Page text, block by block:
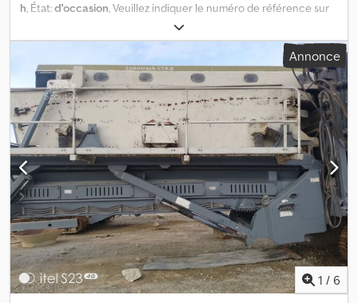
h, État:d'occasion, Veuillez indiquer le numéro de référence sur
demande : 23951 Spécifications : Année de modèle : 2008 Environ
6 887 heures de fonctionnement Environ 1 887 heures moteur Le
moteur a été remplacé après environ 5 000 heures de
fonctionnement. 2 couvertures Châssis en bon état Fonctionne
correctement La chemise en acier a été remplacée après
environ 5 950 heures. Prêt à être livré Heures de
fonctionnement : 6 887 Poids à vide : 1 Année de contrôle : oui
Heures moteur : 5 000 Modèle : 883 sikteverk = Informations
complémentaires = Pour obtenir de plus amples informations,
veuillez contacter ATS Norway. Cjdszn E Iyepfx Afderf
Annonce
1 / 6